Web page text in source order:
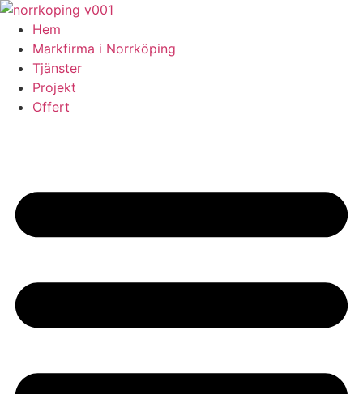
Skip
content
Hem
Markfirma i Norrköping
Tjänster
Projekt
Offert